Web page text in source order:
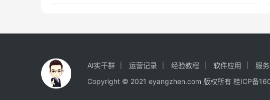
AI实干群 运营记录 经验教程 软件应用 服
Copyright © 2021 eyangzhen.com 版权所有 桂ICP备